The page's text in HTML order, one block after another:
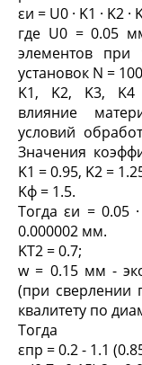
εи = U0 · K1 · K2 ·
где U0= 0.05
элементов
установок N =
K1, K2, K3, K4
влияние
условий
Значения
K1 = 0.95, K2 =
Kф = 1.5.
Тогда εи = 0.05
0.000002 мм.
KT2 = 0.7;
w = 0.15 мм -
(при сверлении
квалитету по
Тогда
εпр = 0.2 - 1.1